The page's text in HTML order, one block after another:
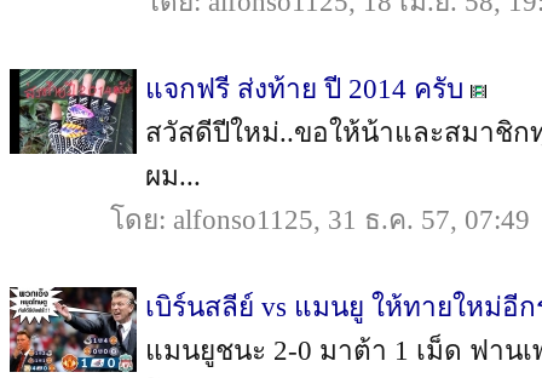
แจกฟรี ส่งท้าย ปี 2014 ครับ
สวัสดีปีใหม่..ขอให้น้าและสมาชิ
ผม...
โดย: alfonso1125, 31 ธ.ค. 57, 07:49
เบิร์นสลีย์ vs แมนยู ให้ทายใหม่อี
แมนยูชนะ 2-0 มาต้า 1 เม็ด ฟานเ